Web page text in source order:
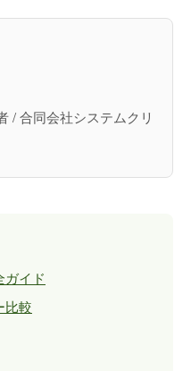
/ 合同会社システムクリ
ガイド
比較